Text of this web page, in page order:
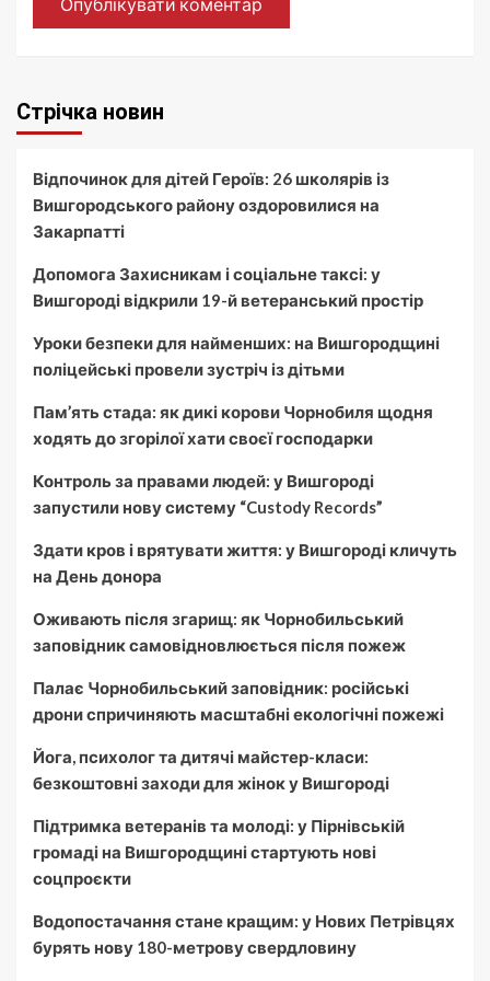
Стрічка новин
Відпочинок для дітей Героїв: 26 школярів із
Вишгородського району оздоровилися на
Закарпатті
Допомога Захисникам і соціальне таксі: у
Вишгороді відкрили 19-й ветеранський простір
Уроки безпеки для найменших: на Вишгородщині
поліцейські провели зустріч із дітьми
Пам’ять стада: як дикі корови Чорнобиля щодня
ходять до згорілої хати своєї господарки
Контроль за правами людей: у Вишгороді
запустили нову систему “Custody Records”
Здати кров і врятувати життя: у Вишгороді кличуть
на День донора
Оживають після згарищ: як Чорнобильський
заповідник самовідновлюється після пожеж
Палає Чорнобильський заповідник: російські
дрони спричиняють масштабні екологічні пожежі
Йога, психолог та дитячі майстер-класи:
безкоштовні заходи для жінок у Вишгороді
Підтримка ветеранів та молоді: у Пірнівській
громаді на Вишгородщині стартують нові
соцпроєкти
Водопостачання стане кращим: у Нових Петрівцях
бурять нову 180-метрову свердловину